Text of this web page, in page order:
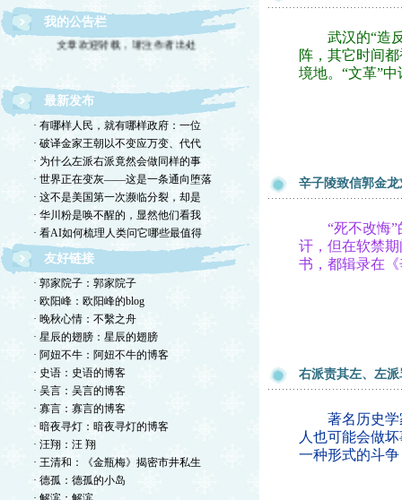
我的公告栏
文章欢迎转载，请注作者出处
最新发布
· 有哪样人民，就有哪样政府：一位
· 破译金家王朝以不变应万变、代代
· 为什么左派右派竟然会做同样的事
· 世界正在变灰——这是一条通向堕落
· 这不是美国第一次濒临分裂，却是
· 华川粉是唤不醒的，显然他们看我
· 看AI如何梳理人类问它哪些最值得
友好链接
· 郭家院子：郭家院子
· 欧阳峰：欧阳峰的blog
· 晚秋心情：不繫之舟
· 星辰的翅膀：星辰的翅膀
· 阿妞不牛：阿妞不牛的博客
· 史语：史语的博客
· 吴言：吴言的博客
· 寡言：寡言的博客
· 暗夜寻灯：暗夜寻灯的博客
· 汪翔：汪 翔
· 王清和：《金瓶梅》揭密市井私生
· 德孤：德孤的小岛
武汉的“造反
阵，其它时间
境地。“文革”
辛子陵致信郭金
“死不改悔”的
讦，但在软禁
书，都辑录在
右派责其左、左
著名历史学家
人也可能会做
一种形式的斗